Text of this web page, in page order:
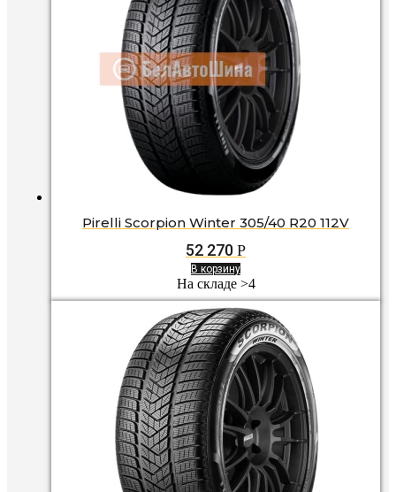
Pirelli Scorpion Winter 305/40 R20 112V
52 270 Р
В корзину
На складе >4